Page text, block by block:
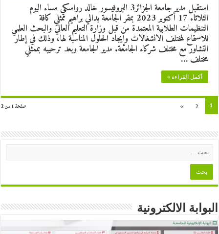
استقبل مدير جامعة الجزائر3 البروفيسور خالد رواسكي مساء اليوم
الثلاثاء 17 أكتوبر 2023 بمقر الجامعة بدالي براهيم ممثلي كافة
التنظيمات الطلابية المعتمدة من قبل وزارة التعليم العالي والبحث العلمي
للاستماع لمختلف الانشغالات وإيجاد الحلول المناسبة لها، وذلك في إطار
التشاور مع مختلف شركاء الجامعة. مدير الجامعة وبعد ترحيبه بممثلي
مختلف …
أكمل القراءة »
صفحة 1 من 2 1
2
»
البوابة الالكترونية